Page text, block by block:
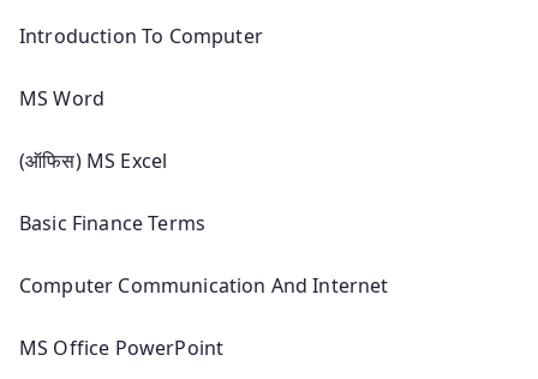
Introduction To Computer
MS Word
(ऑफिस) MS Excel
Basic Finance Terms
Computer Communication And Internet
MS Office PowerPoint